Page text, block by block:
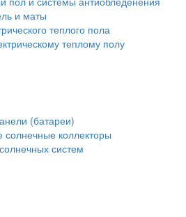
и маты
теплого пола
теплому полу
(батареи)
солнечные коллекторы
систем